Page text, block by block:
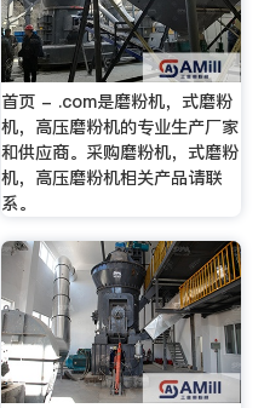
首页 - .com是磨粉机，式磨粉
机，高压磨粉机的专业生产厂家
和供应商。采购磨粉机，式磨粉
机，高压磨粉机相关产品请联
系。